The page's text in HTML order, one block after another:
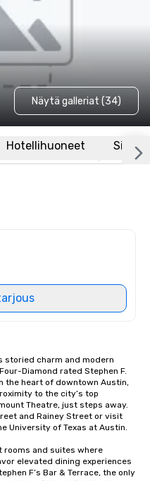
Näytä galleriat (34)
Hotellihuoneet Sijainti
storied charm and modern
Diamond rated Stephen F.
the heart of downtown Austin,
to the city’s top
Theatre, just steps away.
and Rainey Street or visit
University of Texas at Austin.
rooms and suites where
elevated dining experiences
F’s Bar & Terrace, the only